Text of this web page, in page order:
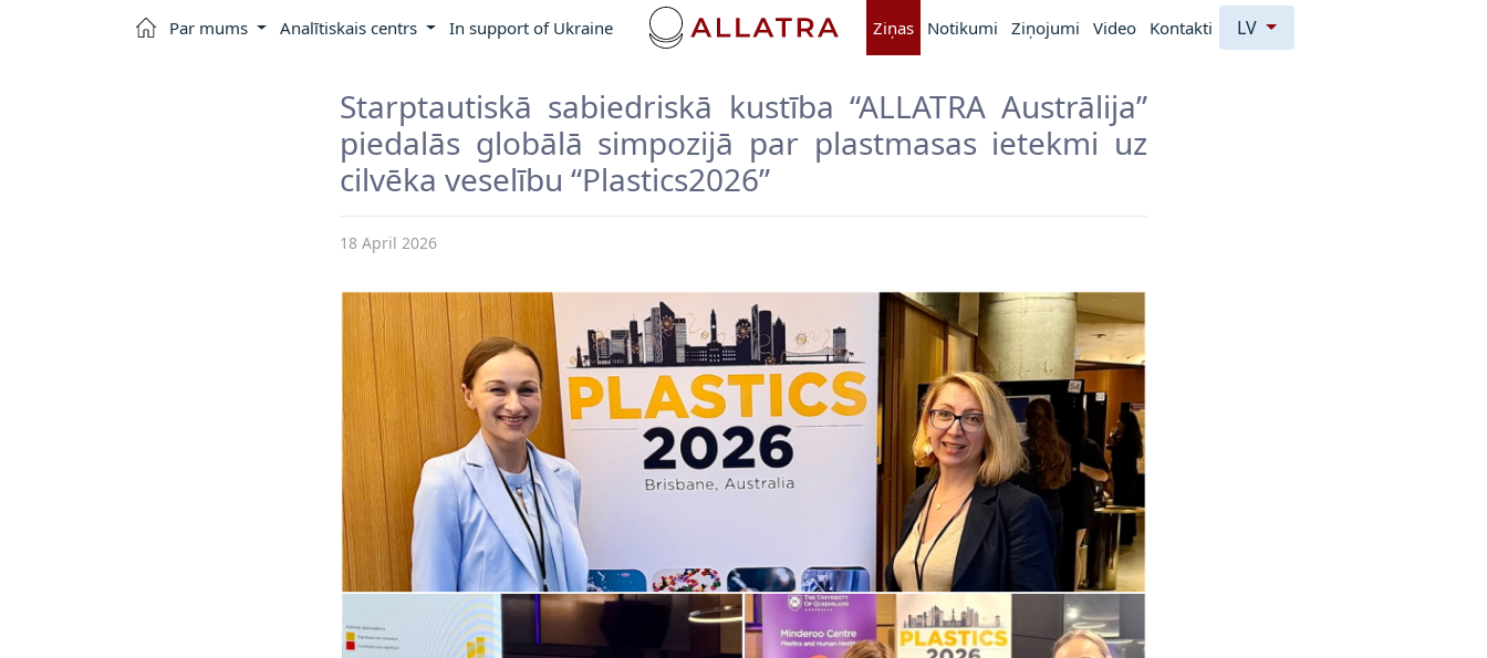
Par mums Analītiskais centrs In support of Ukraine Ziņas Notikumi Ziņojumi Video Kontakti LV
Starptautiskā sabiedriskā kustība “ALLATRA Austrālija”
piedalās globālā simpozijā par plastmasas ietekmi uz
cilvēka veselību “Plastics2026”
18 April 2026